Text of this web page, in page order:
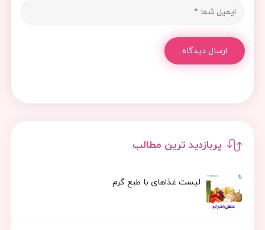
پربازدید ترین مطالب
لیست غذاهای با طبع گرم
ارسال دیدگاه